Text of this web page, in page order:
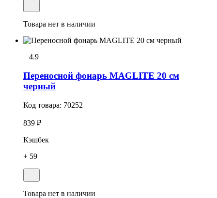
Товара нет в наличии
4.9
Переносной фонарь MAGLITE 20 см
черный
Код товара: 70252
839 ₽
Кэшбек
+ 59
Товара нет в наличии